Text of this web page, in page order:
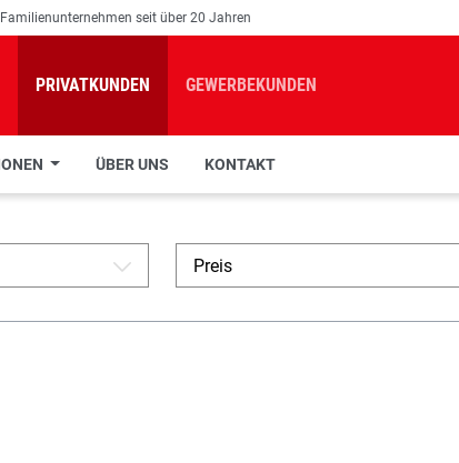
Familienunternehmen seit über 20 Jahren
PRIVATKUNDEN GEWERBEKUNDEN
ÜBER UNS KONTAKT
A Preis